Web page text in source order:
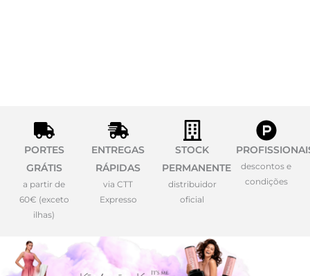
PORTES
GRÁTIS
a partir de
60€ (exceto
ilhas)
ENTREGAS
RÁPIDAS
via CTT
Expresso
STOCK
PERMANENTE
distribuidor
oficial
descontos e
condições